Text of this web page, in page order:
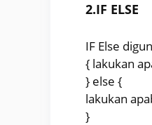
2.IF ELSE
IF Else
{ lakukan
} else {
lakukan
}